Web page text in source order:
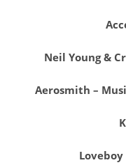
Neil Young &
Aerosmith –
Lοveboy